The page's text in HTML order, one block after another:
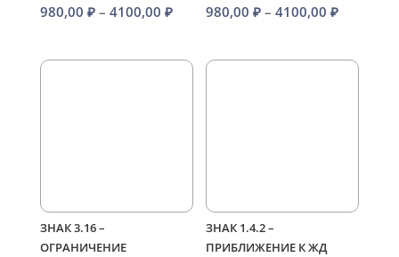
980,00 ₽ – 4100,00 ₽Диапазон
980,00 ₽
980,00₽ – 4100,00₽
980,00 ₽
ЗНАК 3.16 –
ОГРАНИЧЕНИЕ
ЗНАК 1.4.2 –
ПРИБЛИЖЕНИЕ К ЖД